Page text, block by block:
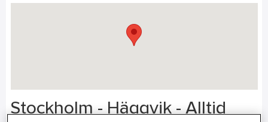
Stockholm - Häggvik - Alltid